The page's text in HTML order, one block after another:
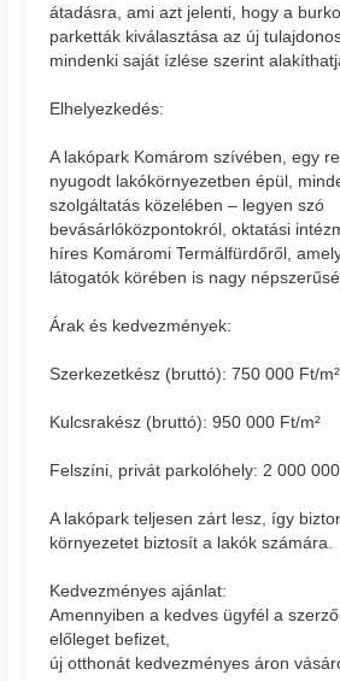
átadásra, ami azt jelenti, hogy a
parketták kiválasztása az új
mindenki saját ízlése szerint
Elhelyezkedés:
A lakópark Komárom szívében, egy
nyugodt lakókörnyezetben épül,
szolgáltatás közelében – legyen szó
bevásárlóközpontokról, oktatási
híres Komáromi Termálfürdőről,
látogatók körében is nagy
Árak és kedvezmények:
Szerkezetkész (bruttó): 750 000 Ft/m²
Kulcsrakész (bruttó): 950 000 Ft/m²
Felszíni, privát parkolóhely: 2 000
A lakópark teljesen zárt lesz, így
környezetet biztosít a lakók számára.
Kedvezményes ajánlat:
Amennyiben a kedves ügyfél a
előleget befizet,
új otthonát kedvezményes áron